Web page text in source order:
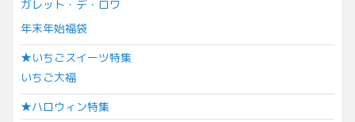
ガレット・デ・ロワ
年末年始福袋
★いちごスイーツ特集
いちご大福
★ハロウィン特集